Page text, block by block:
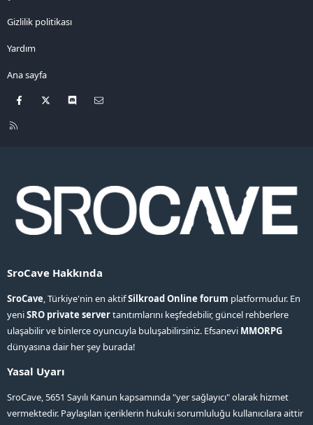
Gizlilik politikası
Yardım
Ana sayfa
Facebook Discord
R
SroCave Hakkında
SroCave, Türkiye'nin en aktifSilkroad Online forum platformudur. En
yeniSRO private servertanıtımlarını keşfedebilir, güncel rehberlere
ulaşabilir ve binlerce oyuncuyla buluşabilirsiniz. Efsanevi MMORPG
dünyasına dair her şey burada!
Yasal Uyarı
SroCave, 5651 Sayılı Kanun kapsamında "yer sağlayıcı" olarak hizmet
vermektedir. Paylaşılan içeriklerin hukuki sorumluluğu kullanıcılara aittir